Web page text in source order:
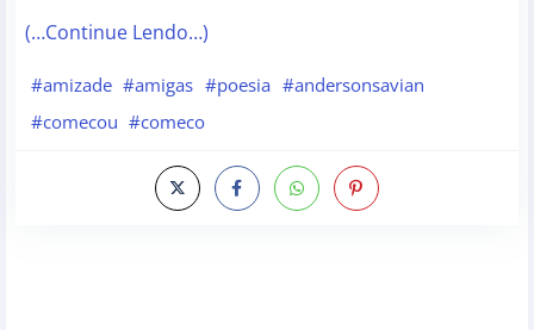
(…Continue Lendo…)
#amizade #amigas #poesia #andersonsavian
#comecou #comeco